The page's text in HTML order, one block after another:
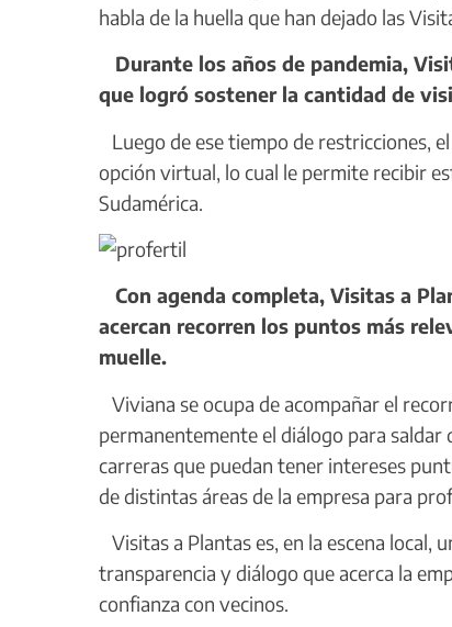
habla de la huella que han dejado las
Durante los años de pandemia,
que logró sostener la cantidad de
Luego de ese tiempo de restricciones,
opción virtual, lo cual le permite recibir
Sudamérica.
Con agenda completa, Visitas a
acercan recorren los puntos más
muelle.
Viviana se ocupa de acompañar el
permanentemente el diálogo para saldar
carreras que puedan tener intereses
de distintas áreas de la empresa para
Visitas a Plantas es, en la escena local,
transparencia y diálogo que acerca la
confianza con vecinos.